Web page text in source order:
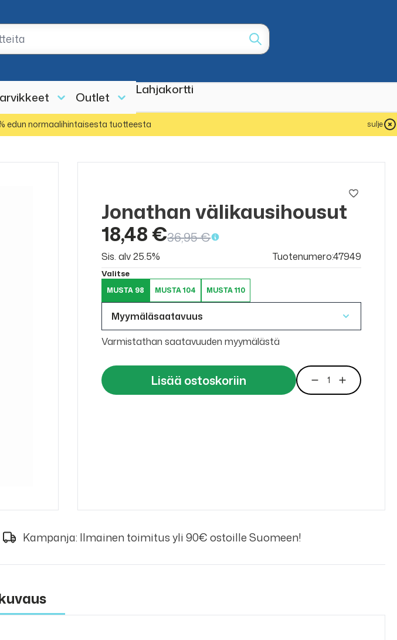
Outlet
Lahjakortti
edun normaalihintaisesta tuotteesta sulje
ALE
Jonathan välikausihousut
18,48 €36,95 €
Sis. alv 25.5% Tuotenumero:47949
Valitse
MUSTA 98 MUSTA 104 MUSTA 110
Myymäläsaatavuus
Varmistathan saatavuuden myymälästä
Lisää ostoskoriin
Kampanja: Ilmainen toimitus yli 90€ ostoille Suomeen!